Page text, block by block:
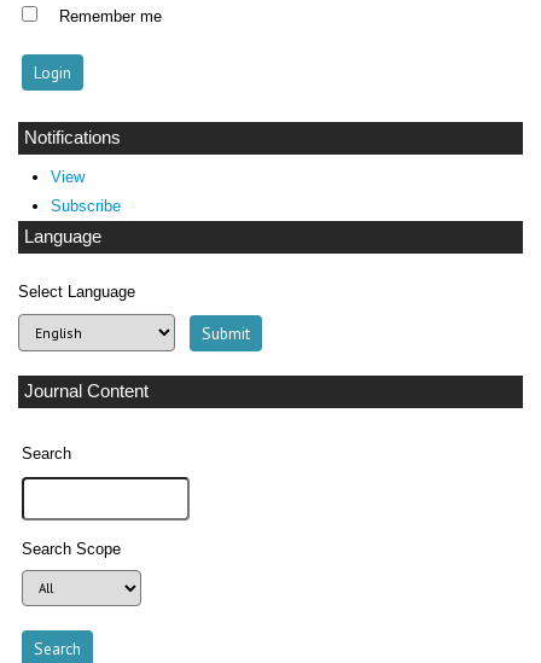
Remember me
Notifications
View
Subscribe
Language
Select Language
Journal Content
Search
Search Scope